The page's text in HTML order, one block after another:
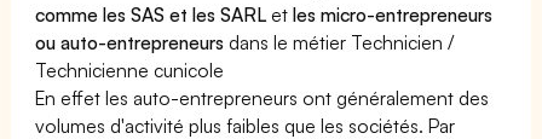
comme les SAS et les SARL etles micro-entrepreneurs
ou auto-entrepreneurs dans le métier Technicien /
Technicienne cunicole
En effet les auto-entrepreneurs ont généralement des
volumes d'activité plus faibles que les sociétés. Par